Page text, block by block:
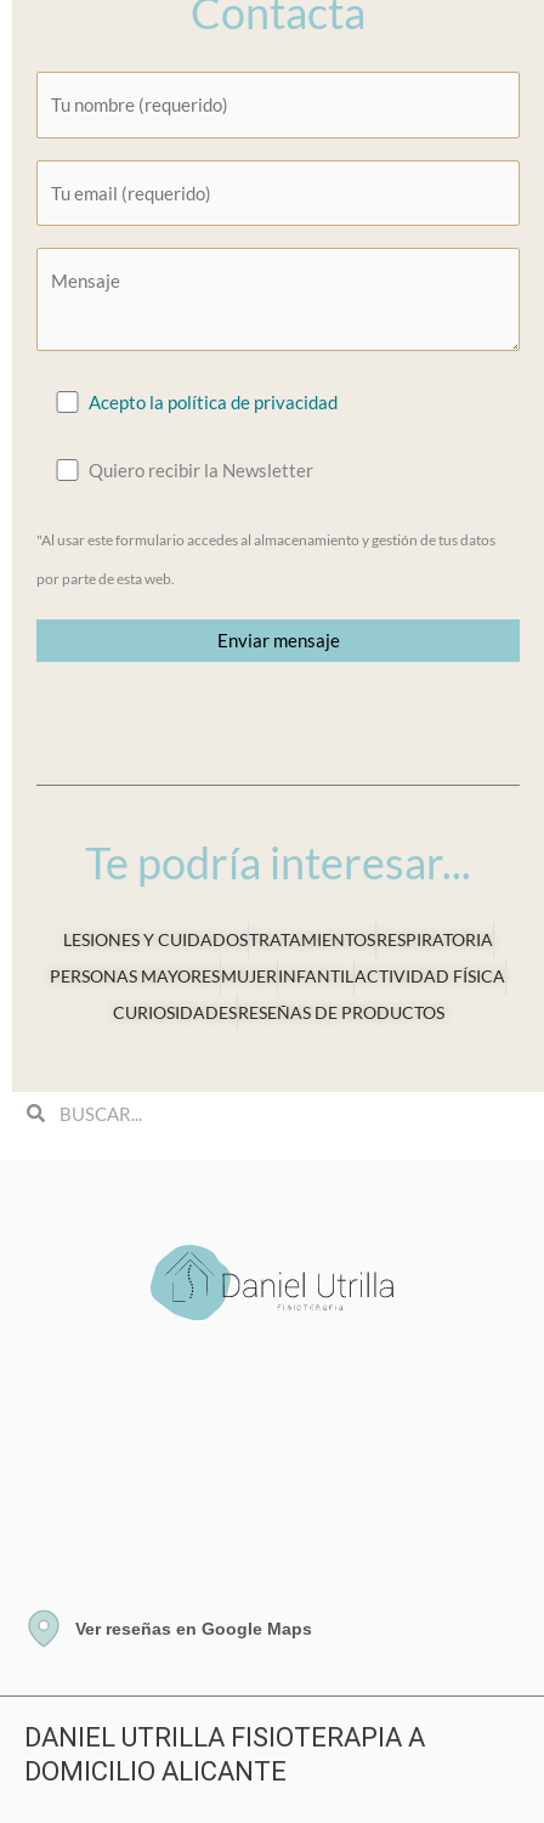
Contacta
Acepto la política de privacidad
Quiero recibir la Newsletter
"Al usar este formulario accedes al almacenamiento y gestión de tus datos
por parte de esta web.
Te podría interesar...
LESIONES Y CUIDADOSTRATAMIENTOSRESPIRATORIA
PERSONAS MAYORESMUJERINFANTILACTIVIDAD FÍSICA
CURIOSIDADESRESEÑAS DE PRODUCTOS
SearchSearch
Ver reseñas en Google Maps
DANIEL UTRILLA FISIOTERAPIA A
DOMICILIO ALICANTE